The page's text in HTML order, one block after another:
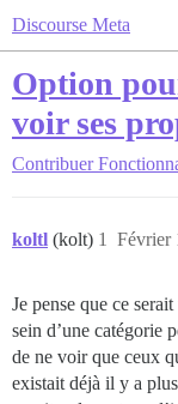
Discourse Meta
Option
voir ses
Contribuer
koltl (kolt) Février
1
Je pense que ce
sein d’une catégorie
de ne voir que ceux
existait déjà il y a